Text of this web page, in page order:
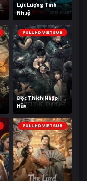
Lực Lượng Tinh
Nhuệ
FULL HD VIETSUB
Độc Thích Nhập
Hầu
FULL HD VIETSUB